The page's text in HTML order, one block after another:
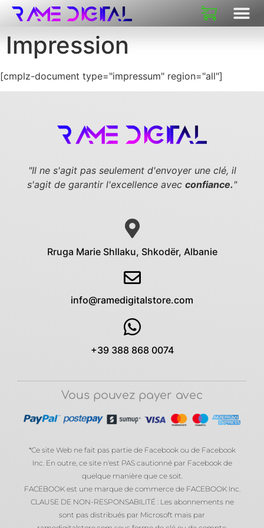
Impression
[cmplz-document type="impressum" region="all"]
"Il ne s'agit pas seulement d'envoyer une clé, il
s'agit de garantir l'excellence avec confiance."
Rruga Marie Shllaku, Shkodër, Albanie
info@ramedigitalstore.com
+39 388 868 0074
Vous pouvez payer avec
*Ce site Web ne fait pas partie de Facebook ou de Facebook
Inc. En outre, ce site n'est PAS cautionné par Facebook de
quelque manière que ce soit.
FACEBOOK est une marque de commerce de FACEBOOK Inc.
CLAUSE DE NON-RESPONSABILITÉ : Les abonnements ne
sont pas distribués par Microsoft mais par